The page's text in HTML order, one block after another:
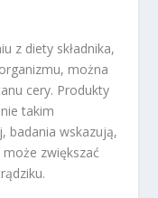
z diety składnika,
można
cery. Produkty
takim
badania wskazują,
może zwiększać